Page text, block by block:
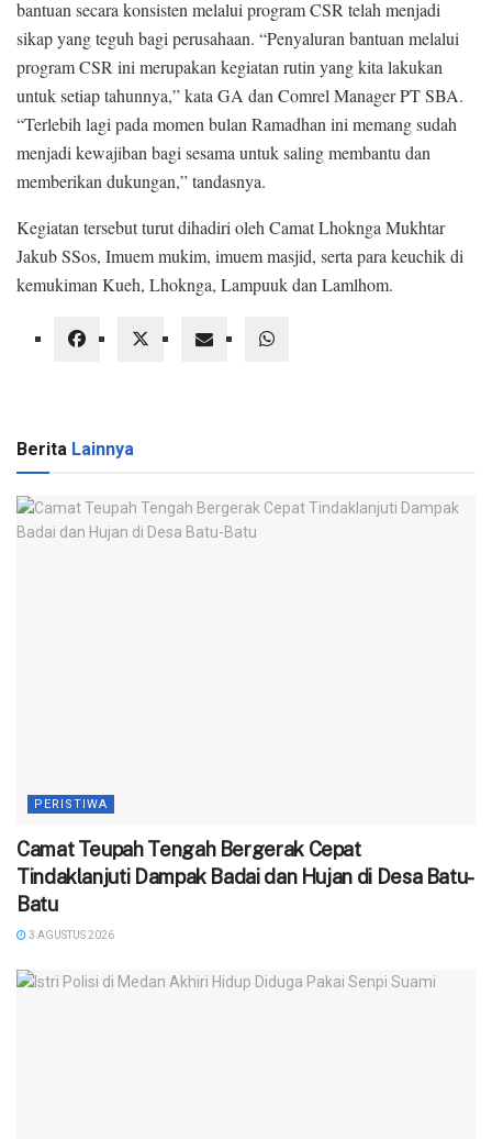
bantuan secara konsisten melalui program CSR telah menjadi
sikap yang teguh bagi perusahaan. “Penyaluran bantuan melalui
program CSR ini merupakan kegiatan rutin yang kita lakukan
untuk setiap tahunnya,” kata GA dan Comrel Manager PT SBA.
“Terlebih lagi pada momen bulan Ramadhan ini memang sudah
menjadi kewajiban bagi sesama untuk saling membantu dan
memberikan dukungan,” tandasnya.
Kegiatan tersebut turut dihadiri oleh Camat Lhoknga Mukhtar
Jakub SSos, Imuem mukim, imuem masjid, serta para keuchik di
kemukiman Kueh, Lhoknga, Lampuuk dan Lamlhom.
Berita Lainnya
PERISTIWA
Camat Teupah Tengah Bergerak Cepat
Tindaklanjuti Dampak Badai dan Hujan di Desa Batu-
Batu
3 AGUSTUS 2026